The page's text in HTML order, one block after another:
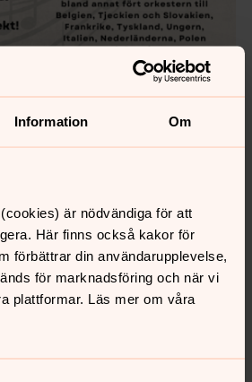
Information Om
är nödvändiga för att
Här finns också kakor för
förbättrar din användarupplevelse,
för marknadsföring och när vi
plattformar. Läs mer om våra